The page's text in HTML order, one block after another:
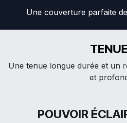
Une couverture parfaite
TENUE
Une tenue longue durée et un
et
POUVOIR